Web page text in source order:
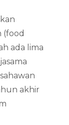
(food
ada lima
akhir